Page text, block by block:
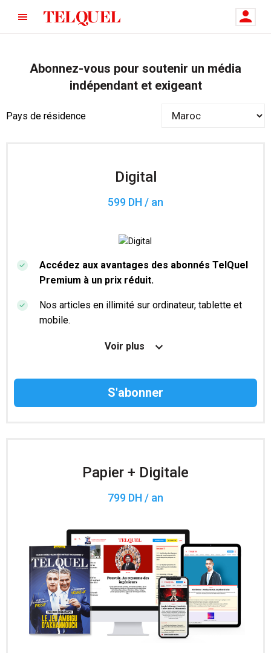
Abonnez-vous pour soutenir un média
indépendant et exigeant
Pays de résidence
Digital
599 DH / an
Accédez aux avantages des abonnés TelQuel
Premium à un prix réduit.
Nos articles en illimité sur ordinateur, tablette et
mobile.
Le magazine TelQuel en numérique avant la sortie
Des informations confidentielles résérvées aux
Voir plus
Papier + Digitale
799 DH / an